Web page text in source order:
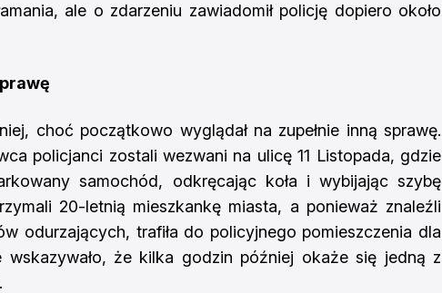
ale o zdarzeniu zawiadomił policję dopiero około
choć początkowo wyglądał na zupełnie inną sprawę.
policjanci zostali wezwani na ulicę 11 Listopada, gdzie
samochód, odkręcając koła i wybijając szybę
20-letnią mieszkankę miasta, a ponieważ znaleźli
odurzających, trafiła do policyjnego pomieszczenia dla
wskazywało, że kilka godzin później okaże się jedną z